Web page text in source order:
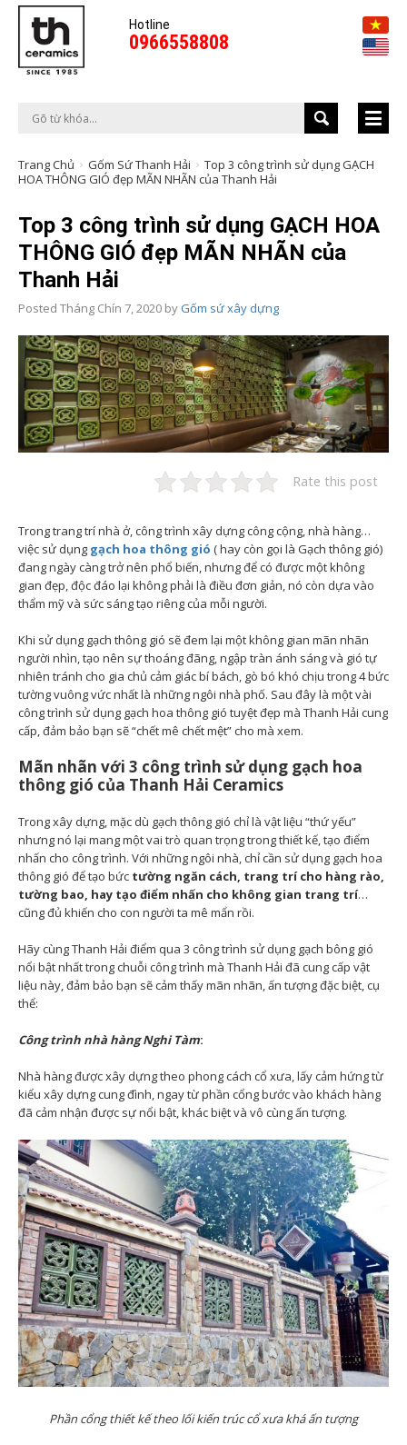
Hotline
0966558808
Trang Chủ Gốm Sứ Thanh Hải
Top 3 công trình sử dụng GẠCH
HOA THÔNG GIÓ đẹp MÃN NHÃN của Thanh Hải
Top 3 công trình sử dụng GẠCH HOA
THÔNG GIÓ đẹp MÃN NHÃN của
Thanh Hải
Posted Tháng Chín 7, 2020 byGốm sứ xây dựng
Rate this post
Trong trang trí nhà ở, công trình xây dựng công cộng, nhà hàng…
việc sử dụng gạch hoa thông gió ( hay còn gọi là Gạch thông gió)
đang ngày càng trở nên phổ biến, nhưng để có được một không
gian đẹp, độc đáo lại không phải là điều đơn giản, nó còn dựa vào
thẩm mỹ và sức sáng tạo riêng của mỗi người.
Khi sử dụng gạch thông gió sẽ đem lại một không gian mãn nhãn
người nhìn, tạo nên sự thoáng đãng, ngập tràn ánh sáng và gió tự
nhiên tránh cho gia chủ cảm giác bí bách, gò bó khó chịu trong 4 bức
tường vuông vức nhất là những ngôi nhà phố. Sau đây là một vài
công trình sử dụng gạch hoa thông gió tuyệt đẹp mà Thanh Hải cung
cấp, đảm bảo bạn sẽ “chết mê chết mệt” cho mà xem.
Mãn nhãn với 3 công trình sử dụng gạch hoa
thông gió của Thanh Hải Ceramics
Trong xây dựng, mặc dù gạch thông gió chỉ là vật liệu “thứ yếu”
nhưng nó lại mang một vai trò quan trọng trong thiết kế, tạo điểm
nhấn cho công trình. Với những ngôi nhà, chỉ cần sử dụng gạch hoa
thông gió để tạo bức tường ngăn cách, trang trí cho hàng rào,
tường bao, hay tạo điểm nhấn cho không gian trang trí…
cũng đủ khiến cho con người ta mê mẩn rồi.
Hãy cùng Thanh Hải điểm qua 3 công trình sử dụng gạch bông gió
nổi bật nhất trong chuỗi công trình mà Thanh Hải đã cung cấp vật
liệu này, đảm bảo bạn sẽ cảm thấy mãn nhãn, ấn tượng đặc biệt, cụ
thể:
Công trình nhà hàng Nghi Tàm:
Nhà hàng được xây dựng theo phong cách cổ xưa, lấy cảm hứng từ
kiểu xây dựng cung đình, ngay từ phần cổng bước vào khách hàng
đã cảm nhận được sự nổi bật, khác biệt và vô cùng ấn tượng.
Phần cổng thiết kế theo lối kiến trúc cổ xưa khá ấn tượng